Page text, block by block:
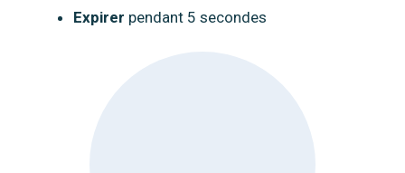
Expirer pendant 5 secondes